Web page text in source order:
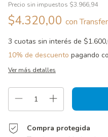
Precio sin impuestos $3.966,94
$4.320,00 con
3 cuotas sin interés de
10% de descuento pagando
Ver más detalles
Compra protegida